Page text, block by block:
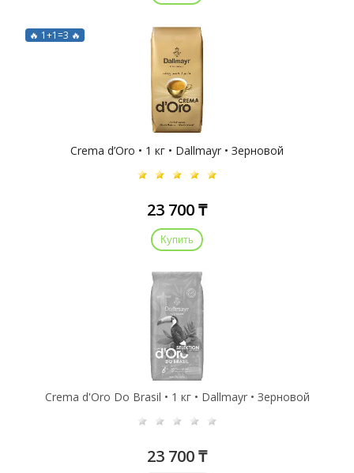
🔥 1+1=3 🔥
Crema d’Oro • 1 кг • Dallmayr • Зерновой
23 700 ₸
Купить
Crema d'Oro Do Brasil • 1 кг • Dallmayr • Зерновой
23 700 ₸